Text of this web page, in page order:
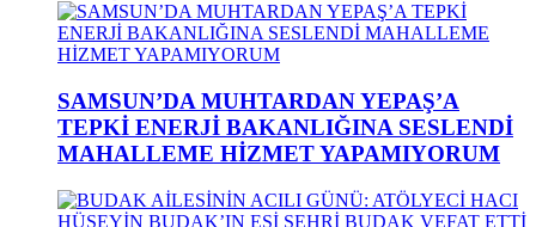
SAMSUN’DA MUHTARDAN YEPAŞ’A
TEPKİ ENERJİ BAKANLIĞINA SESLENDİ
MAHALLEME HİZMET YAPAMIYORUM